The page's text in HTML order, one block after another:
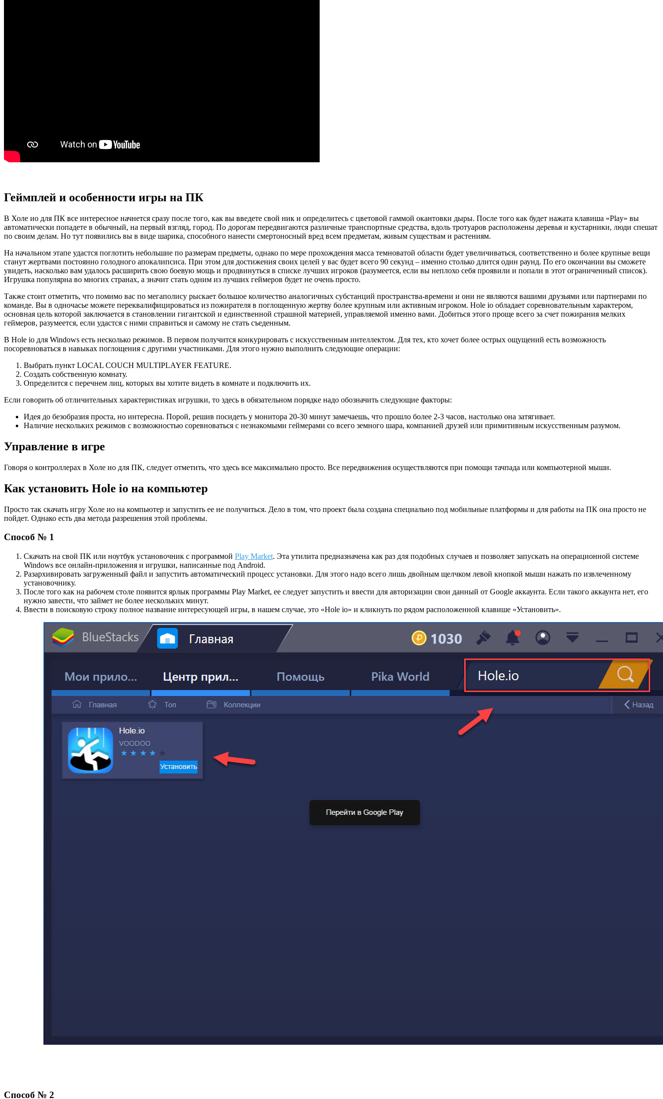
Геймплей и особенности игры на ПК
В Холе ио для ПК все интересное начнется сразу после того, как вы введете свой ник и определитесь с цветовой гаммой окантовки дыры. После того как будет нажата клавиша «Play» вы
автоматически попадете в обычный, на первый взгляд, город. По дорогам передвигаются различные транспортные средства, вдоль тротуаров расположены деревья и кустарники, люди спешат
по своим делам. Но тут появились вы в виде шарика, способного нанести смертоносный вред всем предметам, живым существам и растениям.
На начальном этапе удастся поглотить небольшие по размерам предметы, однако по мере прохождения масса темноватой области будет увеличиваться, соответственно и более крупные вещи
станут жертвами постоянно голодного апокалипсиса. При этом для достижения своих целей у вас будет всего 90 секунд – именно столько длится один раунд. По его окончании вы сможете
увидеть, насколько вам удалось расширить свою боевую мощь и продвинуться в списке лучших игроков (разумеется, если вы неплохо себя проявили и попали в этот ограниченный список).
Игрушка популярна во многих странах, а значит стать одним из лучших геймеров будет не очень просто.
Также стоит отметить, что помимо вас по мегаполису рыскает большое количество аналогичных субстанций пространства-времени и они не являются вашими друзьями или партнерами по
команде. Вы в одночасье можете переквалифицироваться из пожирателя в поглощенную жертву более крупным или активным игроком. Hole io обладает соревновательным характером,
основная цель которой заключается в становлении гигантской и единственной страшной материей, управляемой именно вами. Добиться этого проще всего за счет пожирания мелких
геймеров, разумеется, если удастся с ними справиться и самому не стать съеденным.
В Hole io для Windows есть несколько режимов. В первом получится конкурировать с искусственным интеллектом. Для тех, кто хочет более острых ощущений есть возможность
посоревноваться в навыках поглощения с другими участниками. Для этого нужно выполнить следующие операции:
Выбрать пункт LOCAL COUCH MULTIPLAYER FEATURE.
Создать собственную комнату.
Определится с перечнем лиц, которых вы хотите видеть в комнате и подключить их.
Если говорить об отличительных характеристиках игрушки, то здесь в обязательном порядке надо обозначить следующие факторы:
Идея до безобразия проста, но интересна. Порой, решив посидеть у монитора 20-30 минут замечаешь, что прошло более 2-3 часов, настолько она затягивает.
Наличие нескольких режимов с возможностью соревноваться с незнакомыми геймерами со всего земного шара, компанией друзей или примитивным искусственным разумом.
Управление в игре
Говоря о контроллерах в Холе ио для ПК, следует отметить, что здесь все максимально просто. Все передвижения осуществляются при помощи тачпада или компьютерной мыши.
Как установить Hole io на компьютер
Просто так скачать игру Холе ио на компьютер и запустить ее не получиться. Дело в том, что проект была создана специально под мобильные платформы и для работы на ПК она просто не
пойдет. Однако есть два метода разрешения этой проблемы.
Способ № 1
Скачать на свой ПК или ноутбук установочник с программой Play Market. Эта утилита предназначена как раз для подобных случаев и позволяет запускать на операционной системе
Windows все онлайн-приложения и игрушки, написанные под Android.
Разархивировать загруженный файл и запустить автоматический процесс установки. Для этого надо всего лишь двойным щелчком левой кнопкой мыши нажать по извлеченному
установочнику.
После того как на рабочем столе появится ярлык программы Play Market, ее следует запустить и ввести для авторизации свои данный от Google аккаунта. Если такого аккаунта нет, его
нужно завести, что займет не более нескольких минут.
Ввести в поисковую строку полное название интересующей игры, в нашем случае, это «Hole io» и кликнуть по рядом расположенной клавише «Установить».
Способ № 2